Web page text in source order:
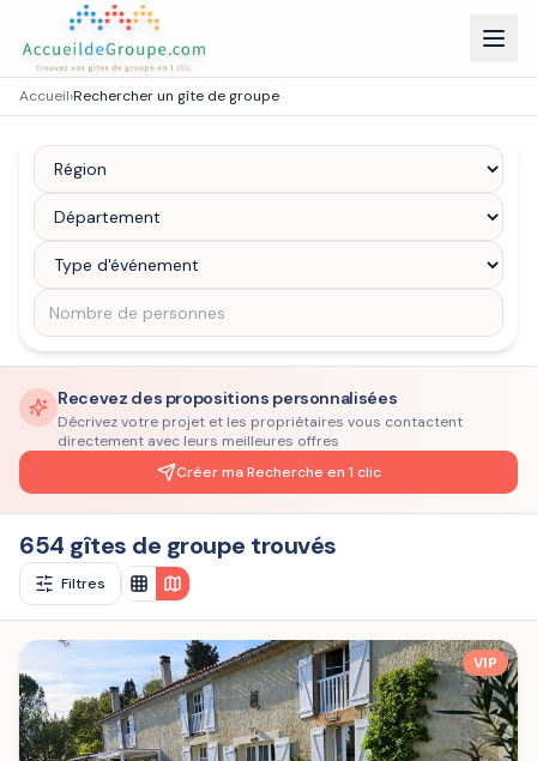
Accueil›Rechercher un gîte de groupe
Recevez des propositions personnalisées
Décrivez votre projet et les propriétaires vous contactent
directement avec leurs meilleures offres
Créer ma Recherche en 1 clic
654 gîtes de groupe trouvés
Filtres
VIP